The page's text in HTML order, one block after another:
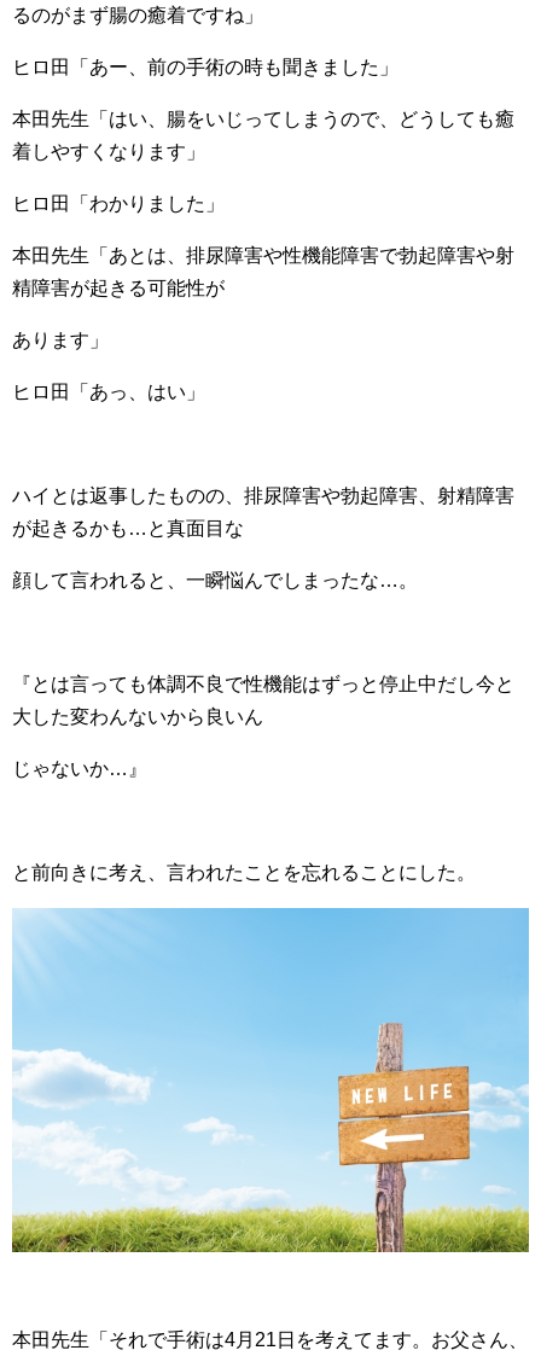
るのがまず腸の癒着ですね」
ヒロ田「あー、前の手術の時も聞きました」
本田先生「はい、腸をいじってしまうので、どうしても癒
着しやすくなります」
ヒロ田「わかりました」
本田先生「あとは、排尿障害や性機能障害で勃起障害や射
精障害が起きる可能性が
あります」
ヒロ田「あっ、はい」
ハイとは返事したものの、排尿障害や勃起障害、射精障害
が起きるかも…と真面目な
顔して言われると、一瞬悩んでしまったな…。
『とは言っても体調不良で性機能はずっと停止中だし今と
大した変わんないから良いん
じゃないか…』
と前向きに考え、言われたことを忘れることにした。
本田先生「それで手術は4月21日を考えてます。お父さん、